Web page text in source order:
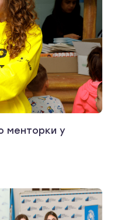
менторки у